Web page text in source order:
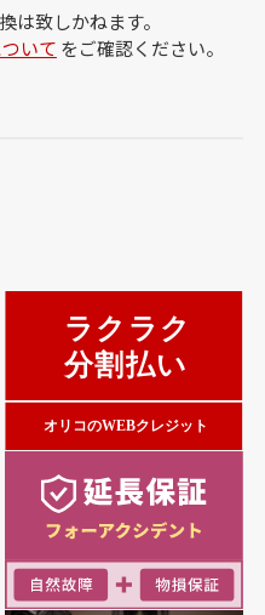
は致しかねます。
いて をご確認ください。